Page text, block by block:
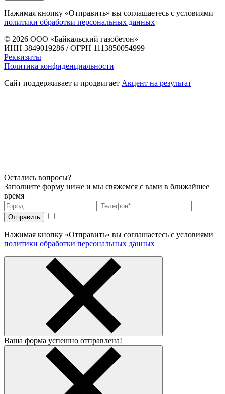
Нажимая кнопку «Отправить» вы соглашаетесь с условиями
политики обработки персональных данных
© 2026 ООО «Байкальский газобетон»
ИНН 3849019286 / ОГРН 1113850054999
Реквизиты
Политика конфиденциальности
Сайт поддерживает и продвигает Акцент на результат
Остались вопросы?
Заполните форму ниже и мы свяжемся с вами в ближайшее
время
Нажимая кнопку «Отправить» вы соглашаетесь с условиями
политики обработки персональных данных
Ваша форма успешно отправлена!